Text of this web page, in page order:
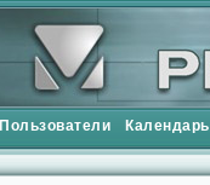
Пользователи Календарь